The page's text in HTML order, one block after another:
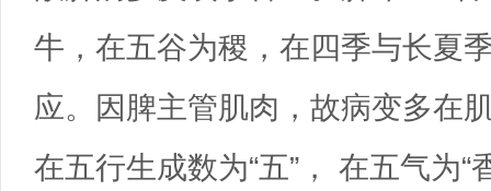
牛，在五谷为稷，在四季与长夏
应。因脾主管肌肉，故病变多在
在五行生成数为“五”， 在五气为“